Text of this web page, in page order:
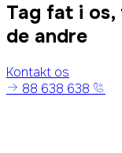
Tag fat i
de andre
Kontakt os
88 638 638